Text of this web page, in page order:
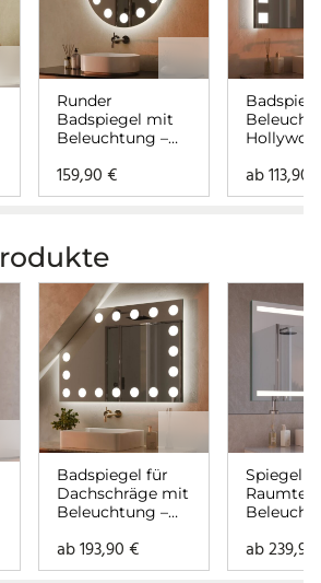
Runder
Badspiegel mit
Beleuchtung –
159,90€ ab113,90
Badspiegel für
Dachschräge mit
Beleuchtung –
rundherum
ab193,90€
Spiegel
unten
ab239,90